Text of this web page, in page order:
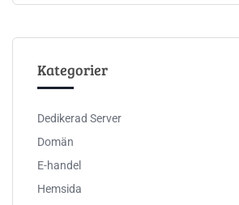
Kategorier
Dedikerad Server
Domän
E-handel
Hemsida